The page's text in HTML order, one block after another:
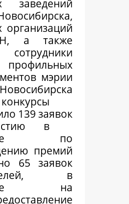
учебных
города
научных
СО РАН, а
департаментов
города
На
поступило 139
К участию
присуждению
допущено 65